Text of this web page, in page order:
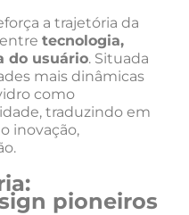
a trajetória da
tecnologia,
do usuário. Situada
mais dinâmicas
como
traduzindo em
inovação,
pioneiros